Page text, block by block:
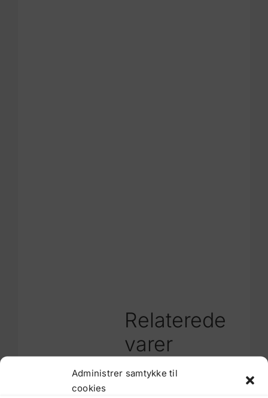
Administrer samtykke til
cookies
Relaterede
varer